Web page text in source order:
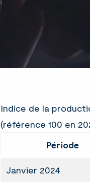
Indice de la
(référence 100 en
Période
Janvier 2024